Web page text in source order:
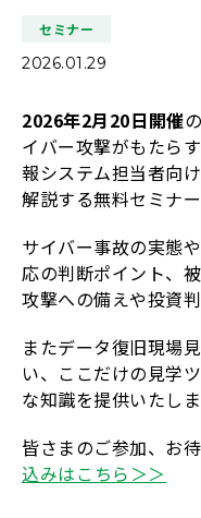
セミナー
2026.01.29
2026年2月20日開催
イバー攻撃がもたら
報システム担当者向
解説する無料セミナー
サイバー事故の実態
応の判断ポイント、
攻撃への備えや投資
またデータ復旧現場
い、ここだけの見学
な知識を提供いたしま
皆さまのご参加、
込みはこちら＞＞